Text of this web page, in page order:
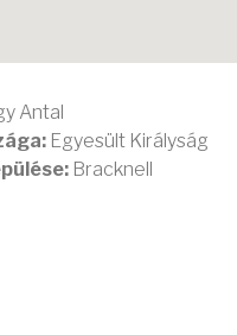
Antal
Egyesült Királyság
Bracknell